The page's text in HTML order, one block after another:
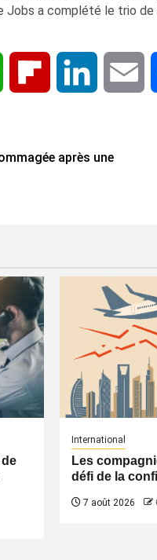
Jobs a complété le trio
WhatsApp Flipboard LinkedIn
après une
International
Les
défi de la
7 août 2026